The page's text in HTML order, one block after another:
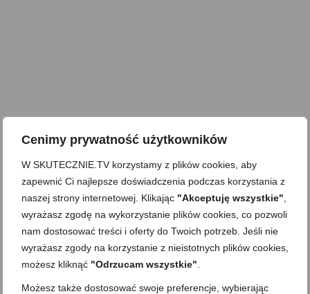
Cenimy prywatność użytkowników
W SKUTECZNIE.TV korzystamy z plików cookies, aby
zapewnić Ci najlepsze doświadczenia podczas korzystania z
naszej strony internetowej. Klikając "Akceptuję wszystkie"
wyrażasz zgodę na wykorzystanie plików cookies, co pozwoli
nam dostosować treści i oferty do Twoich potrzeb. Jeśli nie
wyrażasz zgody na korzystanie z nieistotnych plików cookies,
możesz kliknąć "Odrzucam wszystkie"
Możesz także dostosować swoje preferencje, wybierając